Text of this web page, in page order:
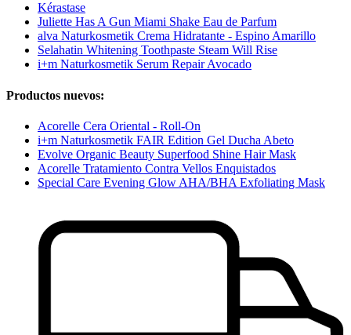
Kérastase
Juliette Has A Gun Miami Shake Eau de Parfum
alva Naturkosmetik Crema Hidratante - Espino Amarillo
Selahatin Whitening Toothpaste Steam Will Rise
i+m Naturkosmetik Serum Repair Avocado
Productos nuevos:
Acorelle Cera Oriental - Roll-On
i+m Naturkosmetik FAIR Edition Gel Ducha Abeto
Evolve Organic Beauty Superfood Shine Hair Mask
Acorelle Tratamiento Contra Vellos Enquistados
Special Care Evening Glow AHA/BHA Exfoliating Mask